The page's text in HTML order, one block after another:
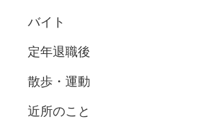
バイト
定年退職後
散歩・運動
近所のこと